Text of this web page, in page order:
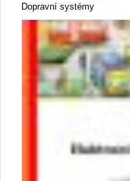
Dopravní systémy